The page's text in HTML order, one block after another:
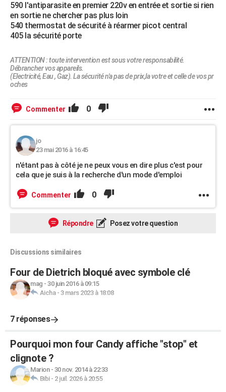
590 l'antiparasite en premier 220v en entrée et sortie si rien
en sortie ne chercher pas plus loin
540 thermostat de sécurité à réarmer picot central
405 la sécurité porte
ATTENTION : toute intervention est sous votre responsabilité.
Débrancher vos appareils.
(Electricité, Eau , Gaz). La sécurité n'a pas de prix,la votre et celle de vos pr
oches
Commenter 0
jo
23 mai 2016 à 16:45
n'étant pas à côté je ne peux vous en dire plus c'est pour
cela que je suis à la recherche d'un mode d'emploi
Commenter 0
Répondre Posez votre question
Discussions similaires
Four de Dietrich bloqué avec symbole clé
mag - 30 juin 2016 à 09:15
Aicha- 3 mars 2023 à 18:08
7 réponses
Pourquoi mon four Candy affiche "stop" et
clignote ?
Marion- 30 nov. 2014 à 22:33
Bibi- 2 juil. 2026 à 20:55